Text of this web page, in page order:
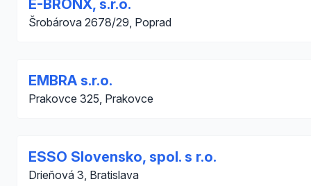
E-BRONX, s.r.o.
Šrobárova 2678/29, Poprad
EMBRA s.r.o.
Prakovce 325, Prakovce
ESSO Slovensko, spol. s r.o.
Drieňová 3, Bratislava